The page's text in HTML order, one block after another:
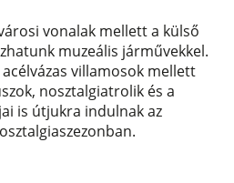
vonalak mellett a külső
muzeális járművekkel.
acélvázas villamosok mellett
nosztalgiatrolik és a
is útjukra indulnak az